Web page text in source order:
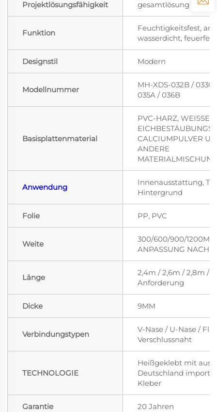
Projektlösungsfähigkeit gesamtlösung für
Funktion
Feuchtigkeitsfest,
wasserdicht, feuerfest
Designstil Modern
Modellnummer
MH-XDS-032B / 033C
035A / 036B
Basisplattenmaterial
PVC-HARZ, WEISSES
CALCIUMPULVER
ANDERE
Anwendung
Innenausstattung,
Hintergrund
Folie PP, PVC
Weite
300/600/900/
ANPASSUNG NACH
Länge
2,4m / 2,6m / 2,8m /
Anforderung
Dicke 9MM
Verbindungstypen
V-Nase / U-Nase /
Verschlussnaht
TECHNOLOGIE
Heißgeklebt mit aus
Deutschland
Kleber
Garantie 20 Jahren